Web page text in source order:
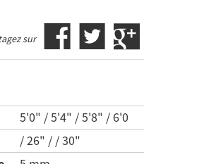
sur
5'0" / 5'4" / 5'8" / 6'0
/ 26" / / 30"